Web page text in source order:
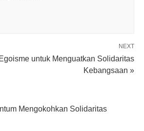
NEXT
untuk Menguatkan Solidaritas
Kebangsaan »
Mengokohkan Solidaritas